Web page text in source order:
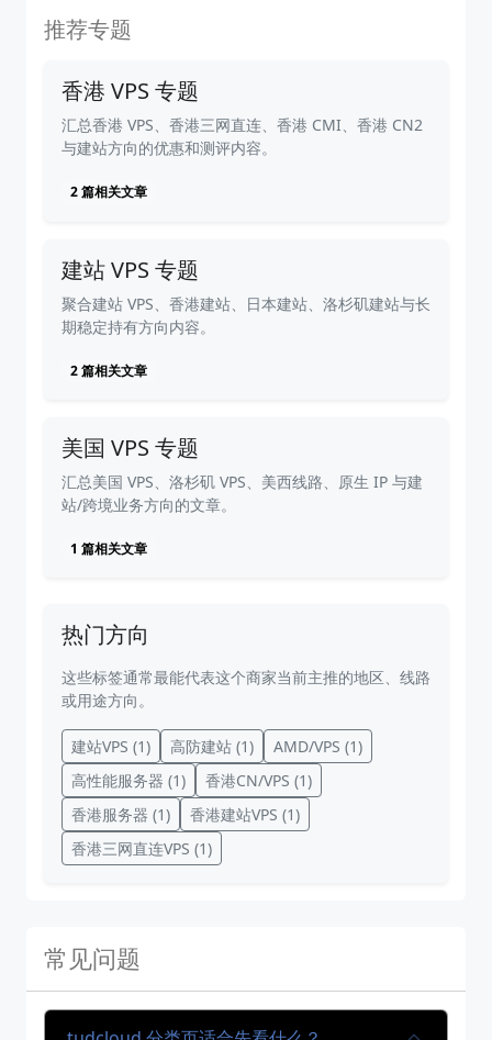
推荐专题
香港 VPS 专题
汇总香港 VPS、香港三网直连、香港 CMI、香港 CN2
与建站方向的优惠和测评内容。
2 篇相关文章
建站 VPS 专题
聚合建站 VPS、香港建站、日本建站、洛杉矶建站与长
期稳定持有方向内容。
2 篇相关文章
美国 VPS 专题
汇总美国 VPS、洛杉矶 VPS、美西线路、原生 IP 与建
站/跨境业务方向的文章。
1 篇相关文章
热门方向
这些标签通常最能代表这个商家当前主推的地区、线路
或用途方向。
建站VPS (1) 高防建站 (1) AMD/VPS (1)
高性能服务器 (1) 香港CN/VPS (1)
香港服务器 (1) 香港建站VPS (1)
香港三网直连VPS (1)
常见问题